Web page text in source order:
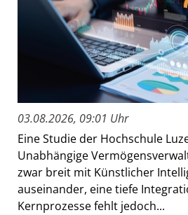
03.08.2026, 09:01 Uhr
Eine Studie der Hochschule
Unabhängige
zwar breit mit Künstlicher
auseinander, eine tiefe
Kernprozesse fehlt jedoch...